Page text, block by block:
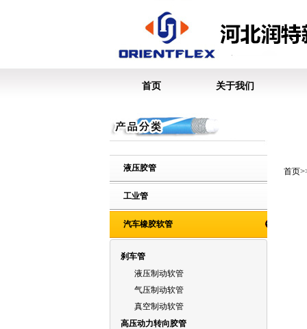
首页 关于我们
液压胶管
工业管
汽车橡胶软管
刹车管
液压制动软管
气压制动软管
真空制动软管
高压动力转向胶管
首页